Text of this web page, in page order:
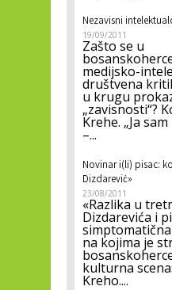
Nezavisni
19/09/2011
Zašto se u
medijsko-
društvena
u krugu
„zavisnosti“?
Krehe. „Ja
–...
Novinar i(li) pisac:
Dizdarević»
23/08/2011
«Razlika u
Dizdarevića i
na kojima je
kulturna
Kreho....